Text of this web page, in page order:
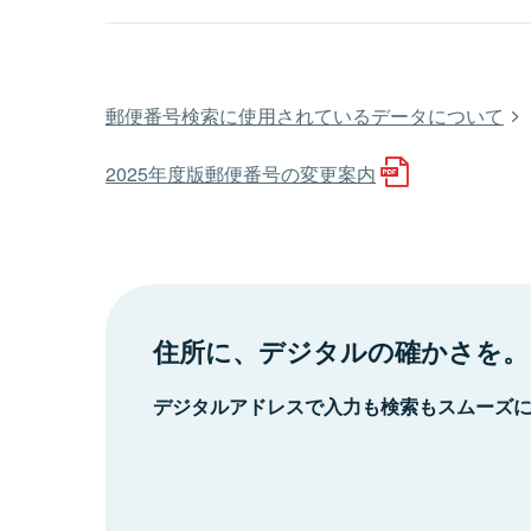
郵便番号検索に使用されているデータについて
2025年度版郵便番号の変更案内
住所に、デジタルの確かさを。
デジタルアドレスで入力も検索もスムーズ